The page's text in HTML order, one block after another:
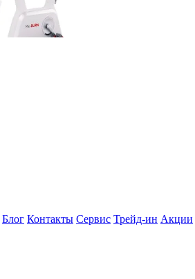
Блог Контакты Сервис Трейд-ин Акции